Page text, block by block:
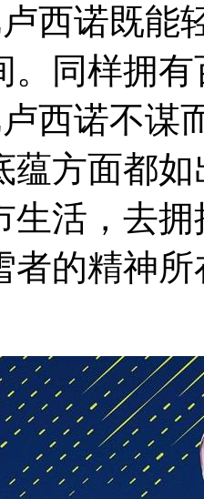
卢西诺既能
。同样拥
卢西诺不谋
蕴方面都
生活，去
者的精神